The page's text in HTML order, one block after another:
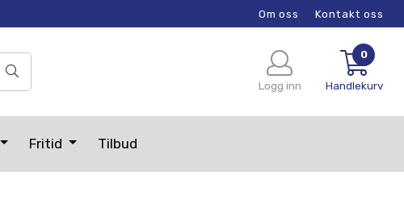
Om oss Kontakt oss
Logg inn
0
Handlekurv
Fritid Tilbud